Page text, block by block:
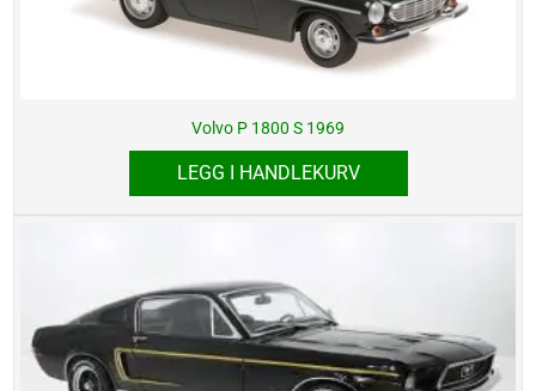
Volvo P 1800 S 1969
LEGG I HANDLEKURV